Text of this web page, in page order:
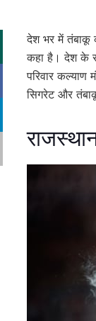
देश भर में तंबाकू
कहा है। देश के
परिवार
सिगरेट और